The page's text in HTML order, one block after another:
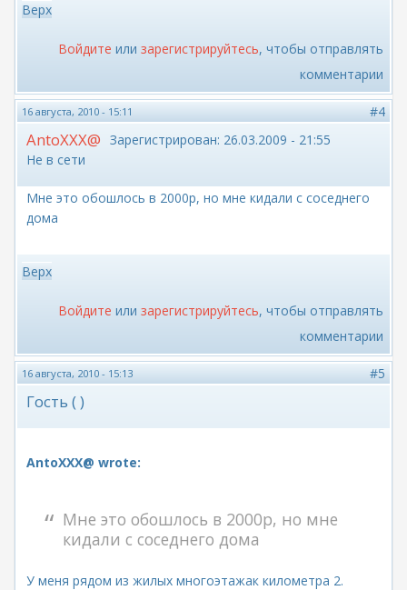
Верх
Войдите или зарегистрируйтесь, чтобы отправлять
комментарии
16 августа, 2010 - 15:11 #4
AntoXXX@
Не в сети
Зарегистрирован: 26.03.2009 - 21:55
Мне это обошлось в 2000р, но мне кидали с соседнего
дома
Верх
Войдите или зарегистрируйтесь, чтобы отправлять
комментарии
16 августа, 2010 - 15:13 #5
Гость ( )
AntoXXX@ wrote:
Мне это обошлось в 2000р, но мне
кидали с соседнего дома
У меня рядом из жилых многоэтажак километра 2.